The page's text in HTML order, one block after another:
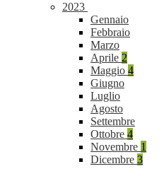
2023
Gennaio
Febbraio
Marzo
Aprile 2
Maggio 4
Giugno
Luglio
Agosto
Settembre
Ottobre 4
Novembre 1
Dicembre 3